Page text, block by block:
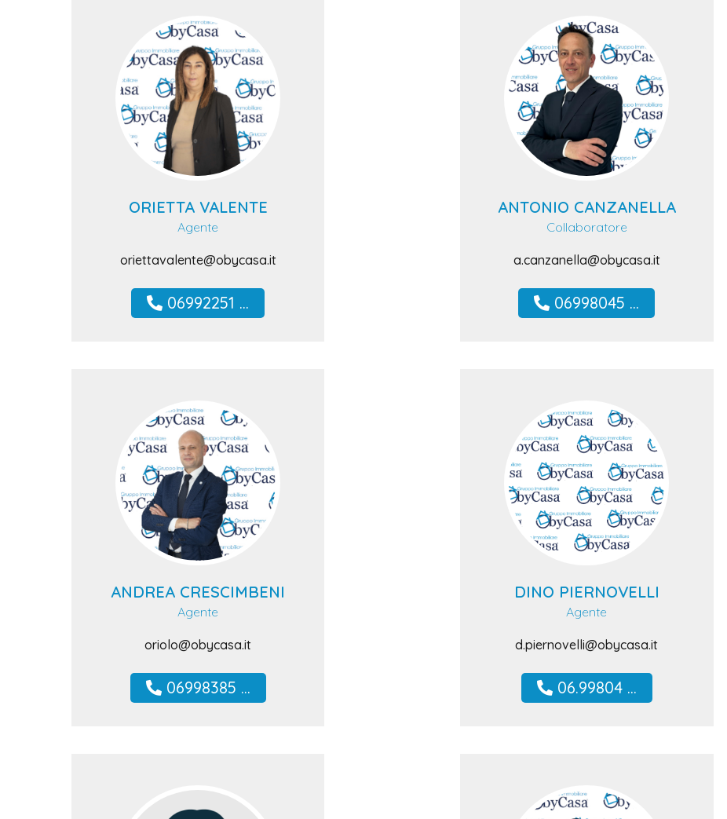
ORIETTA VALENTE
Agente
oriettavalente@obycasa.it
06992251 ...
ANTONIO CANZANELLA
Collaboratore
a.canzanella@obycasa.it
06998045 ...
ANDREA CRESCIMBENI
Agente
oriolo@obycasa.it
06998385 ...
DINO PIERNOVELLI
Agente
d.piernovelli@obycasa.it
06.99804 ...